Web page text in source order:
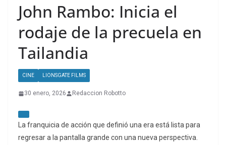
John Rambo: Inicia el
rodaje de la precuela en
Tailandia
CINE LIONSGATE FILMS
30 enero, 2026 Redaccion Robotto
La franquicia de acción que definió una era está lista para
regresar a la pantalla grande con una nueva perspectiva.